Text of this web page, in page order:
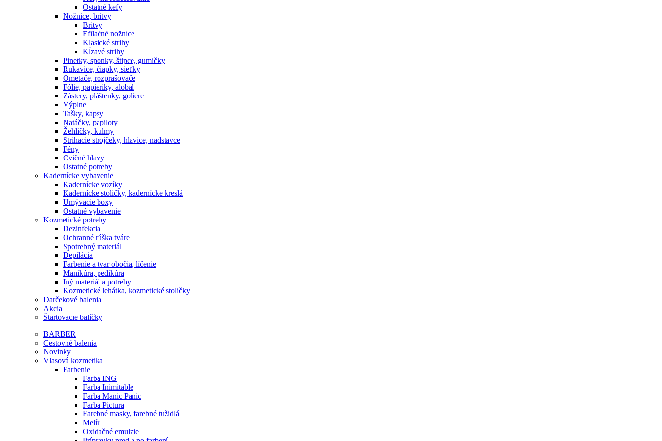
Ostatné kefy
Nožnice, britvy
Britvy
Efilačné nožnice
Klasické strihy
Kĺzavé strihy
Pinetky, sponky, štipce, gumičky
Rukavice, čiapky, sieťky
Ometače, rozprašovače
Fólie, papieriky, alobal
Zástery, pláštenky, goliere
Výplne
Tašky, kapsy
Natáčky, papiloty
Žehličky, kulmy
Strihacie strojčeky, hlavice, nadstavce
Fény
Cvičné hlavy
Ostatné potreby
Kadernícke vybavenie
Kadernícke vozíky
Kadernícke stoličky, kadernícke kreslá
Umývacie boxy
Ostatné vybavenie
Kozmetické potreby
Dezinfekcia
Ochranné rúška tváre
Spotrebný materiál
Depilácia
Farbenie a tvar obočia, líčenie
Manikúra, pedikúra
Iný materiál a potreby
Kozmetické lehátka, kozmetické stoličky
Darčekové balenia
Akcia
Štartovacie balíčky
BARBER
Cestovné balenia
Novinky
Vlasová kozmetika
Farbenie
Farba ING
Farba Inimitable
Farba Manic Panic
Farba Pictura
Farebné masky, farebné tužidlá
Melír
Oxidačné emulzie